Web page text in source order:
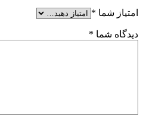
امتیاز شما *
دیدگاه شما *